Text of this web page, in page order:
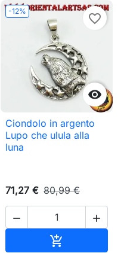
-12%

favorite_border
Ciondolo in argento
Lupo che ulula alla
luna
71,27 € 80,99 €
 
